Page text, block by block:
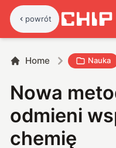
powrót
Home Nauka
Nowa
odmieni
chemię